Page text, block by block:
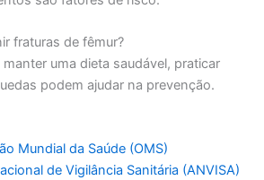
fraturas de fêmur?
uma dieta saudável, praticar
podem ajudar na prevenção.
Mundial da Saúde (OMS)
de Vigilância Sanitária (ANVISA)